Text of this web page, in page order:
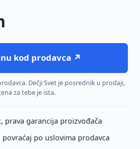
kod prodavca ↗
Dečji Svet je posrednik u prodaji,
za tebe je ista.
prava garancija proizvođača
povraćaj po uslovima prodavca